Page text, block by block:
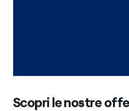
Scopri le nostre